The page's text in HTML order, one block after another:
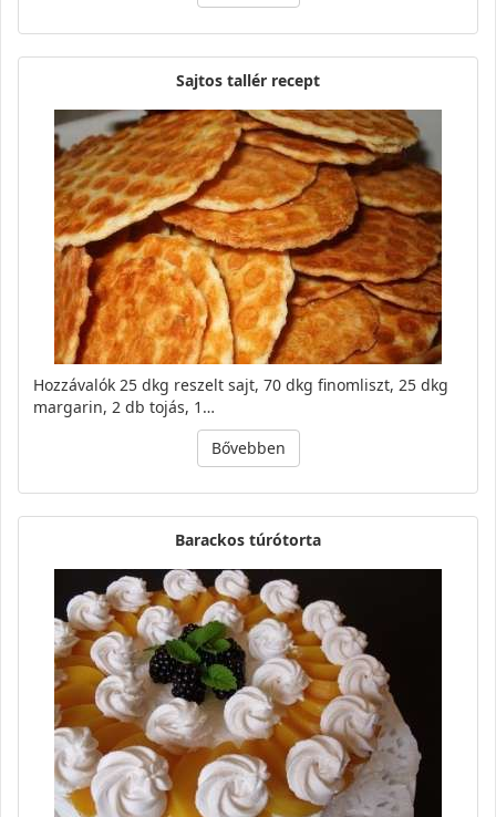
Sajtos tallér recept
Hozzávalók 25 dkg reszelt sajt, 70 dkg finomliszt, 25 dkg
margarin, 2 db tojás, 1…
Bővebben
Barackos túrótorta